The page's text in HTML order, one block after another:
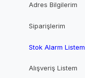
Adres Bilgilerim
Siparişlerim
Stok Alarm Listem
Alışveriş Listem